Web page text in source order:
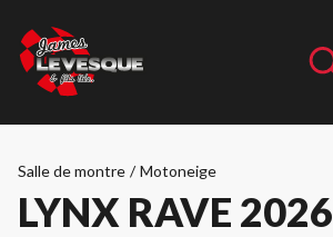
Salle de montre / Motoneige
LYNX RAVE 2026